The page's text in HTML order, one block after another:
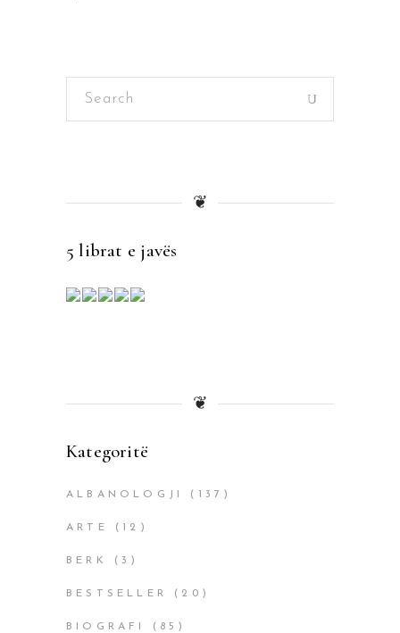
Search
❦
5 librat e javës
❦
Kategoritë
ALBANOLOGJI (137)
ARTE (12)
BERK (3)
BESTSELLER (20)
BIOGRAFI (85)